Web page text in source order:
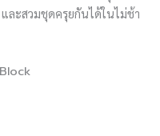
ละสวมชุดครุยกันได้ในไม่ช้า